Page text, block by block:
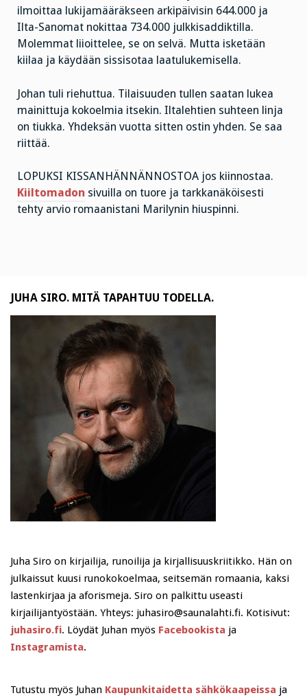
ilmoittaa lukijamääräkseen arkipäivisin 644.000 ja
Ilta-Sanomat nokittaa 734.000 julkkisaddiktilla.
Molemmat liioittelee, se on selvä. Mutta isketään
kiilaa ja käydään sissisotaa laatulukemisella.
Johan tuli riehuttua. Tilaisuuden tullen saatan lukea
mainittuja kokoelmia itsekin. Iltalehtien suhteen linja
on tiukka. Yhdeksän vuotta sitten ostin yhden. Se saa
riittää.
LOPUKSI KISSANHÄNNÄNNOSTOA jos kiinnostaa.
Kiiltomadon sivuilla on tuore ja tarkkanäköisesti
tehty arvio romaanistani Marilynin hiuspinni.
JUHA SIRO. MITÄ TAPAHTUU TODELLA.
Juha Siro on kirjailija, runoilija ja kirjallisuuskriitikko. Hän on
julkaissut kuusi runokokoelmaa, seitsemän romaania, kaksi
lastenkirjaa ja aforismeja. Siro on palkittu useasti
kirjailijantyöstään. Yhteys: juhasiro@saunalahti.fi. Kotisivut:
juhasiro.fi. Löydät Juhan myös Facebookista ja
Instagramista.
Tutustu myös Juhan Kaupunkitaidetta sähkökaapeissa ja